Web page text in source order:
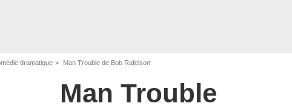
dramatique Man Trouble de Bob Rafelson
Man Trouble